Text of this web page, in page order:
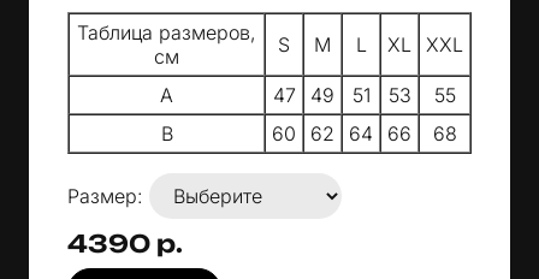
Таблица размеров,
см
S M L XL XXL
A 47 49 51 53
55
B
60 62 64 66 68
Размер:
4390 р.